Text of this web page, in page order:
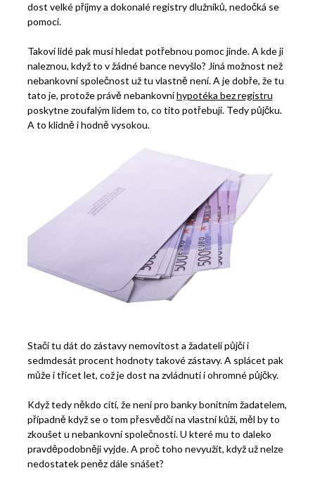
dost velké příjmy a dokonalé registry dlužníků, nedočká se
pomoci.
Takoví lidé pak musí hledat potřebnou pomoc jinde. A kde ji
naleznou, když to v žádné bance nevyšlo? Jiná možnost než
nebankovní společnost už tu vlastně není. A je dobře, že tu
tato je, protože právě nebankovníhypotéka bez registru
poskytne zoufalým lidem to, co tito potřebují. Tedy půjčku.
A to klidně i hodně vysokou.
Stačí tu dát do zástavy nemovitost a žadateli půjčí i
sedmdesát procent hodnoty takové zástavy. A splácet pak
může i třicet let, což je dost na zvládnutí i ohromné půjčky.
Když tedy někdo cítí, že není pro banky bonitním žadatelem,
případně když se o tom přesvědčí na vlastní kůži, měl by to
zkoušet u nebankovní společnosti. U které mu to daleko
pravděpodobněji vyjde. A proč toho nevyužít, když už nelze
nedostatek peněz dále snášet?